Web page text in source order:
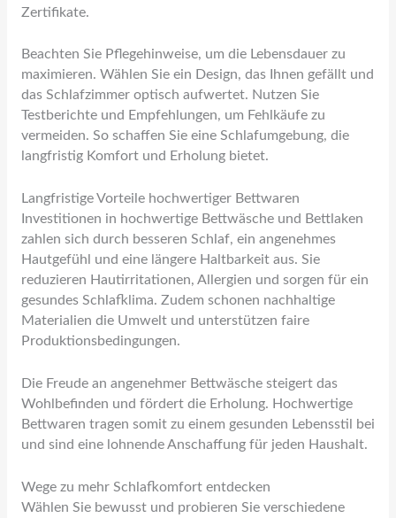
Zertifikate.
Beachten Sie Pflegehinweise, um die Lebensdauer zu
maximieren. Wählen Sie ein Design, das Ihnen gefällt und
das Schlafzimmer optisch aufwertet. Nutzen Sie
Testberichte und Empfehlungen, um Fehlkäufe zu
vermeiden. So schaffen Sie eine Schlafumgebung, die
langfristig Komfort und Erholung bietet.
Langfristige Vorteile hochwertiger Bettwaren
Investitionen in hochwertige Bettwäsche und Bettlaken
zahlen sich durch besseren Schlaf, ein angenehmes
Hautgefühl und eine längere Haltbarkeit aus. Sie
reduzieren Hautirritationen, Allergien und sorgen für ein
gesundes Schlafklima. Zudem schonen nachhaltige
Materialien die Umwelt und unterstützen faire
Produktionsbedingungen.
Die Freude an angenehmer Bettwäsche steigert das
Wohlbefinden und fördert die Erholung. Hochwertige
Bettwaren tragen somit zu einem gesunden Lebensstil bei
und sind eine lohnende Anschaffung für jeden Haushalt.
Wege zu mehr Schlafkomfort entdecken
Wählen Sie bewusst und probieren Sie verschiedene